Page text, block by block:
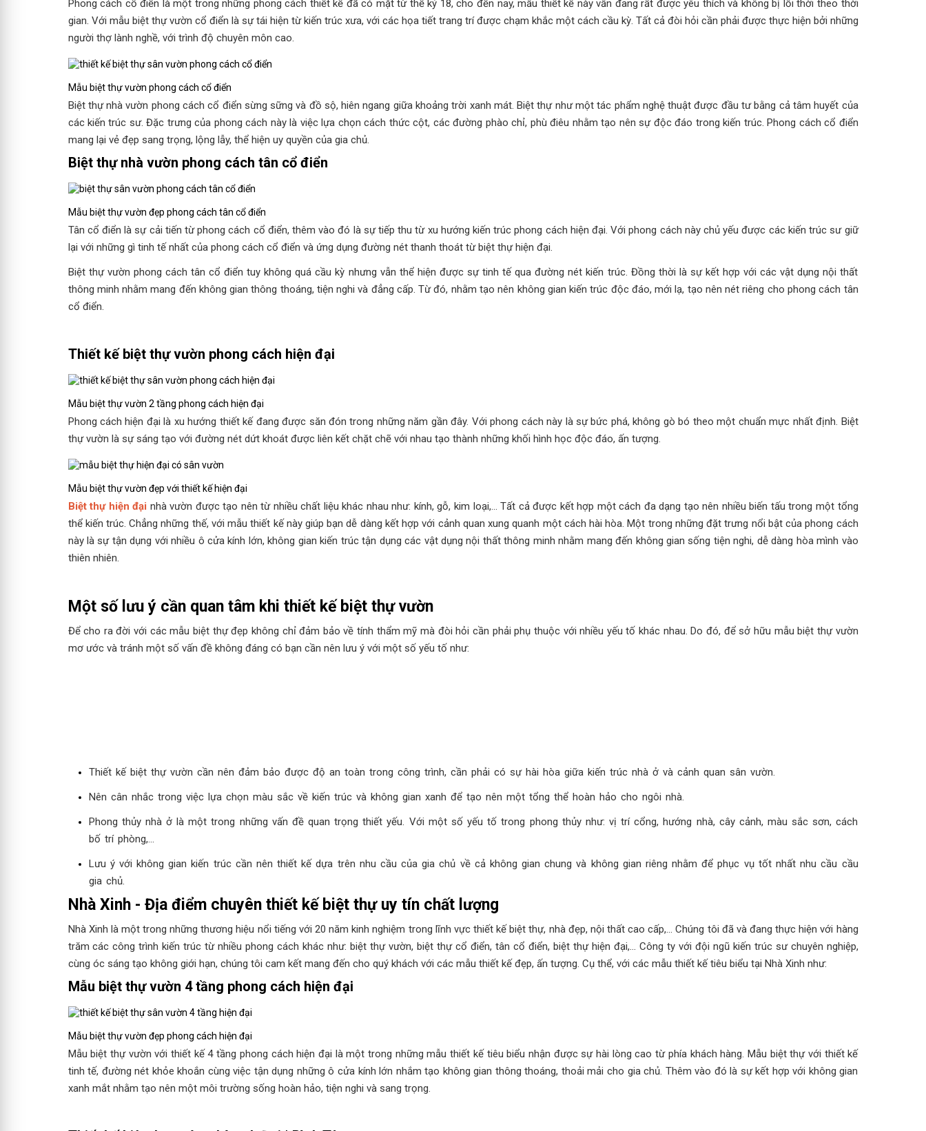
Phong cách cổ điển là một trong những phong cách thiết kế đã có mặt từ thế kỷ 18, cho đến nay, mẫu thiết kế này vẫn đang rất được yêu thích và không bị lỗi thời theo thời
gian. Với mẫu biệt thự vườn cổ điển là sự tái hiện từ kiến trúc xưa, với các họa tiết trang trí được chạm khắc một cách cầu kỳ. Tất cả đòi hỏi cần phải được thực hiện bởi những
người thợ lành nghề, với trình độ chuyên môn cao.
Mẫu biệt thự vườn phong cách cổ điển
Biệt thự nhà vườn phong cách cổ điển sừng sững và đồ sộ, hiên ngang giữa khoảng trời xanh mát. Biệt thự như một tác phẩm nghệ thuật được đầu tư bằng cả tâm huyết của
các kiến trúc sư. Đặc trưng của phong cách này là việc lựa chọn cách thức cột, các đường phào chỉ, phù điêu nhằm tạo nên sự độc đáo trong kiến trúc. Phong cách cổ điển
mang lại vẻ đẹp sang trọng, lộng lẫy, thể hiện uy quyền của gia chủ.
Biệt thự nhà vườn phong cách tân cổ điển
Mẫu biệt thự vườn đẹp phong cách tân cổ điển
Tân cổ điển là sự cải tiến từ phong cách cổ điển, thêm vào đó là sự tiếp thu từ xu hướng kiến trúc phong cách hiện đại. Với phong cách này chủ yếu được các kiến trúc sư giữ
lại với những gì tinh tế nhất của phong cách cổ điển và ứng dụng đường nét thanh thoát từ biệt thự hiện đại.
Biệt thự vườn phong cách tân cổ điển tuy không quá cầu kỳ nhưng vẫn thể hiện được sự tinh tế qua đường nét kiến trúc. Đồng thời là sự kết hợp với các vật dụng nội thất
thông minh nhằm mang đến không gian thông thoáng, tiện nghi và đẳng cấp. Từ đó, nhằm tạo nên không gian kiến trúc độc đáo, mới lạ, tạo nên nét riêng cho phong cách tân
cổ điển.
Thiết kế biệt thự vườn phong cách hiện đại
Mẫu biệt thự vườn 2 tầng phong cách hiện đại
Phong cách hiện đại là xu hướng thiết kế đang được săn đón trong những năm gần đây. Với phong cách này là sự bức phá, không gò bó theo một chuẩn mực nhất định. Biệt
thự vườn là sự sáng tạo với đường nét dứt khoát được liên kết chặt chẽ với nhau tạo thành những khối hình học độc đáo, ấn tượng.
Mẫu biệt thự vườn đẹp với thiết kế hiện đại
Biệt thự hiện đại nhà vườn được tạo nên từ nhiều chất liệu khác nhau như: kính, gỗ, kim loại,… Tất cả được kết hợp một cách đa dạng tạo nên nhiều biến tấu trong một tổng
thể kiến trúc. Chẳng những thế, với mẫu thiết kế này giúp bạn dễ dàng kết hợp với cảnh quan xung quanh một cách hài hòa. Một trong những đặt trưng nổi bật của phong cách
này là sự tận dụng với nhiều ô cửa kính lớn, không gian kiến trúc tận dụng các vật dụng nội thất thông minh nhằm mang đến không gian sống tiện nghi, dễ dàng hòa mình vào
thiên nhiên.
Một số lưu ý cần quan tâm khi thiết kế biệt thự vườn
Để cho ra đời với các mẫu biệt thự đẹp không chỉ đảm bảo về tính thẩm mỹ mà đòi hỏi cần phải phụ thuộc với nhiều yếu tố khác nhau. Do đó, để sở hữu mẫu biệt thự vườn
mơ ước và tránh một số vấn đề không đáng có bạn cần nên lưu ý với một số yếu tố như:
Thiết kế biệt thự vườn cần nên đảm bảo được độ an toàn trong công trình, cần phải có sự hài hòa giữa kiến trúc nhà ở và cảnh quan sân vườn.
Nên cân nhắc trong việc lựa chọn màu sắc về kiến trúc và không gian xanh để tạo nên một tổng thể hoàn hảo cho ngôi nhà.
Phong thủy nhà ở là một trong những vấn đề quan trọng thiết yếu. Với một số yếu tố trong phong thủy như: vị trí cổng, hướng nhà, cây cảnh, màu sắc sơn, cách
bố trí phòng,…
Lưu ý với không gian kiến trúc cần nên thiết kế dựa trên nhu cầu của gia chủ về cả không gian chung và không gian riêng nhằm để phục vụ tốt nhất nhu cầu cầu
gia chủ.
Nhà Xinh - Địa điểm chuyên thiết kế biệt thự uy tín chất lượng
Nhà Xinh là một trong những thương hiệu nổi tiếng với 20 năm kinh nghiệm trong lĩnh vực thiết kế biệt thự, nhà đẹp, nội thất cao cấp,... Chúng tôi đã và đang thực hiện với hàng
trăm các công trình kiến trúc từ nhiều phong cách khác như: biệt thự vườn, biệt thự cổ điển, tân cổ điển, biệt thự hiện đại,... Công ty với đội ngũ kiến trúc sư chuyên nghiệp,
cùng óc sáng tạo không giới hạn, chúng tôi cam kết mang đến cho quý khách với các mẫu thiết kế đẹp, ấn tượng. Cụ thể, với các mẫu thiết kế tiêu biểu tại Nhà Xinh như:
Mẫu biệt thự vườn 4 tầng phong cách hiện đại
Mẫu biệt thự vườn đẹp phong cách hiện đại
Mẫu biệt thự vườn với thiết kế 4 tầng phong cách hiện đại là một trong những mẫu thiết kế tiêu biểu nhận được sự hài lòng cao từ phía khách hàng. Mẫu biệt thự với thiết kế
tinh tế, đường nét khỏe khoắn cùng việc tận dụng những ô cửa kính lớn nhắm tạo không gian thông thoáng, thoải mải cho gia chủ. Thêm vào đó là sự kết hợp với không gian
xanh mắt nhằm tạo nên một môi trường sống hoàn hảo, tiện nghi và sang trọng.